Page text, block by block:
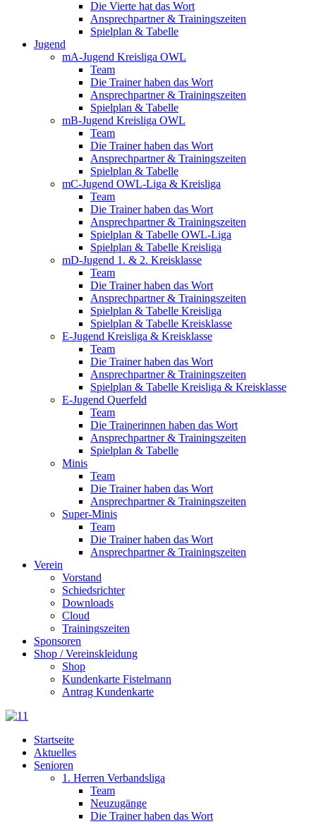
Die Vierte hat das Wort
Ansprechpartner & Trainingszeiten
Spielplan & Tabelle
Jugend
mA-Jugend Kreisliga OWL
Team
Die Trainer haben das Wort
Ansprechpartner & Trainingszeiten
Spielplan & Tabelle
mB-Jugend Kreisliga OWL
Team
Die Trainer haben das Wort
Ansprechpartner & Trainingszeiten
Spielplan & Tabelle
mC-Jugend OWL-Liga & Kreisliga
Team
Die Trainer haben das Wort
Ansprechpartner & Trainingszeiten
Spielplan & Tabelle OWL-Liga
Spielplan & Tabelle Kreisliga
mD-Jugend 1. & 2. Kreisklasse
Team
Die Trainer haben das Wort
Ansprechpartner & Trainingszeiten
Spielplan & Tabelle Kreisliga
Spielplan & Tabelle Kreisklasse
E-Jugend Kreisliga & Kreisklasse
Team
Die Trainer haben das Wort
Ansprechpartner & Trainingszeiten
Spielplan & Tabelle Kreisliga & Kreisklasse
E-Jugend Querfeld
Team
Die Trainerinnen haben das Wort
Ansprechpartner & Trainingszeiten
Spielplan & Tabelle
Minis
Team
Die Trainer haben das Wort
Ansprechpartner & Trainingszeiten
Super-Minis
Team
Die Trainer haben das Wort
Ansprechpartner & Trainingszeiten
Verein
Vorstand
Schiedsrichter
Downloads
Cloud
Trainingszeiten
Sponsoren
Shop / Vereinskleidung
Shop
Kundenkarte Fistelmann
Antrag Kundenkarte
Startseite
Aktuelles
Senioren
1. Herren Verbandsliga
Team
Neuzugänge
Die Trainer haben das Wort